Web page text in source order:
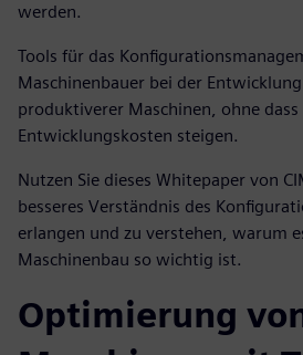
werden.
Tools für das
Maschinenbauer bei der
produktiverer Maschinen, ohne dass
Entwicklungskosten steigen.
Nutzen Sie dieses Whitepaper von
besseres Verständnis des
erlangen und zu verstehen, warum
Maschinenbau so wichtig ist.
Optimierung